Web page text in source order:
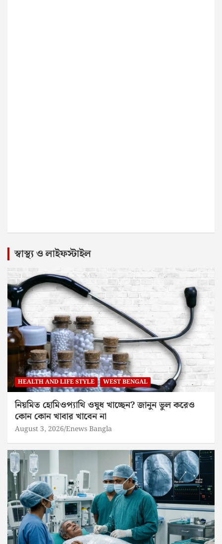
স্বাস্থ্য ও লাইফস্টাইল
HEALTH AND LIFE STYLE WEST BENGAL
নিয়মিত হোমিওপ্যাথি ওষুধ খাচ্ছেন? জানুন ভুল করেও
কোন কোন খাবার খাবেন না
August 3, 2026 Enews Bangla